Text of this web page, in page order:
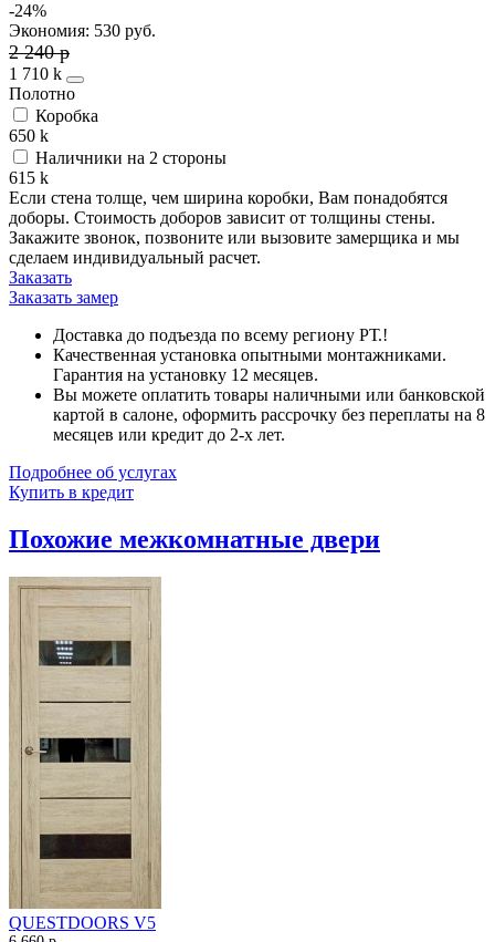
-24%
Экономия: 530 руб.
2 240p
1 710 k
Полотно
Коробка
650 k
Наличники на 2 стороны
615 k
Если стена толще, чем ширина коробки, Вам понадобятся
доборы. Стоимость доборов зависит от толщины стены.
Закажите звонок, позвоните или вызовите замерщика и мы
сделаем индивидуальный расчет.
Заказать
Заказать замер
Доставка до подъезда по всему региону РТ.!
Качественная установка опытными монтажниками.
Гарантия на установку 12 месяцев.
Вы можете оплатить товары наличными или банковской
картой в салоне, оформить рассрочку без переплаты на 8
месяцев или кредит до 2-х лет.
Подробнее об услугах
Купить в кредит
Похожие межкомнатные двери
QUESTDOORS V5